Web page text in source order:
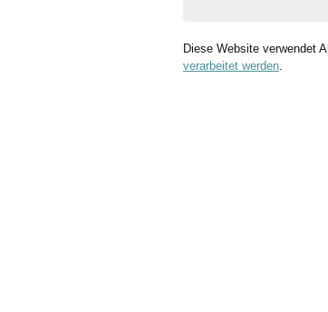
Diese Website verwendet
verarbeitet werden.